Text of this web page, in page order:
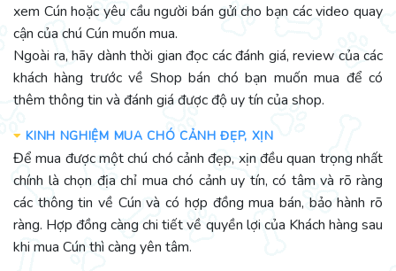
xem Cún hoặc yêu cầu người bán gửi cho bạn các video quay
cận của chú Cún muốn mua.
Ngoài ra, hãy dành thời gian đọc các đánh giá, review của các
khách hàng trước về Shop bán chó bạn muốn mua để có
thêm thông tin và đánh giá được độ uy tín của shop.
KINH NGHIỆM MUA CHÓ CẢNH ĐẸP, XỊN
Để mua được một chú chó cảnh đẹp, xịn đều quan trọng nhất
chính là chọn địa chỉ mua chó cảnh uy tín, có tâm và rõ ràng
các thông tin về Cún và có hợp đồng mua bán, bảo hành rõ
ràng. Hợp đồng càng chi tiết về quyền lợi của Khách hàng sau
khi mua Cún thì càng yên tâm.